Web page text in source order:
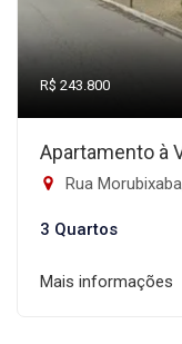
R$ 243.800
Apartamento à
Rua
3 Quartos
Mais informações